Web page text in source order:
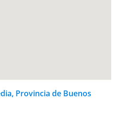
Provincia de Buenos